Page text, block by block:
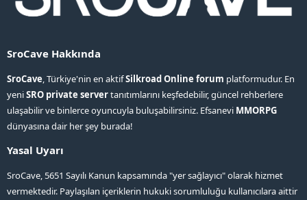
SroCave Hakkında
SroCave, Türkiye'nin en aktifSilkroad Online forum platformudur. En
yeniSRO private servertanıtımlarını keşfedebilir, güncel rehberlere
ulaşabilir ve binlerce oyuncuyla buluşabilirsiniz. Efsanevi MMORPG
dünyasına dair her şey burada!
Yasal Uyarı
SroCave, 5651 Sayılı Kanun kapsamında "yer sağlayıcı" olarak hizmet
vermektedir. Paylaşılan içeriklerin hukuki sorumluluğu kullanıcılara aittir